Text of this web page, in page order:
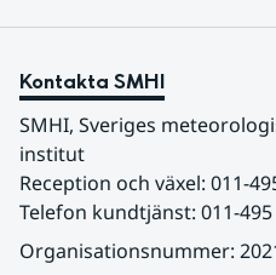
Kontakta SMHI
SMHI, Sveriges
institut
Reception och växel: 011-
Telefon kundtjänst: 011-495
Organisationsnummer: